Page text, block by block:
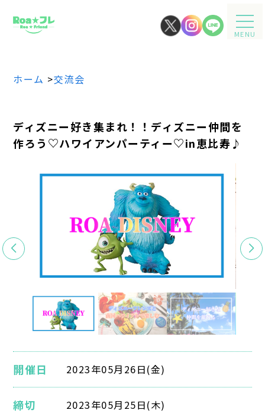
MENU
ホーム >交流会
ディズニー好き集まれ！！ディズニー仲間を
作ろう♡ハワイアンパーティー♡in恵比寿♪
開催日 2023年05月26日(金)
締切 2023年05月25日(木)